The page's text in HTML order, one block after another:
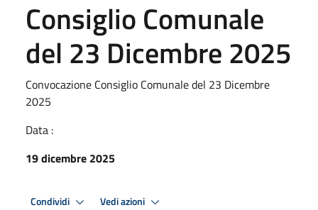
Consiglio Comunale
del 23 Dicembre 2025
Convocazione Consiglio Comunale del 23 Dicembre
2025
Data :
19 dicembre 2025
Condividi Vedi azioni